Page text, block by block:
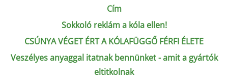
Cím
Sokkoló reklám a kóla ellen!
CSÚNYA VÉGET ÉRT A KÓLAFÜGGŐ FÉRFI ÉLETE
Veszélyes anyaggal itatnak bennünket - amit a gyártók
eltitkolnak